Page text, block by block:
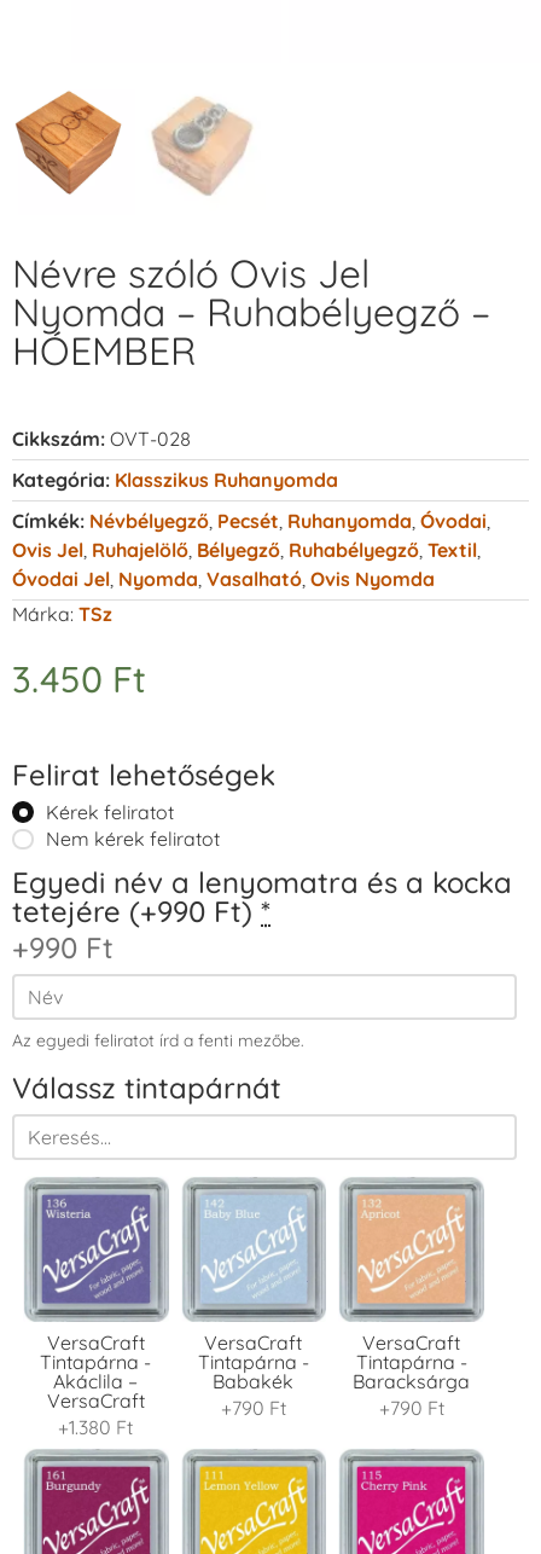
Névre szóló Ovis Jel
Nyomda – Ruhabélyegző –
HÓEMBER
Cikkszám: OVT-028
Kategória: Klasszikus Ruhanyomda
Címkék: Névbélyegző, Pecsét, Ruhanyomda, Óvodai,
Ovis Jel, Ruhajelölő, Bélyegző, Ruhabélyegző, Textil,
Óvodai Jel, Nyomda, Vasalható, Ovis Nyomda
Márka: TSz
3.450 Ft
Felirat lehetőségek
Kérek feliratot
Nem kérek feliratot
Egyedi név a lenyomatra és a kocka
tetejére (+990 Ft) *
+990 Ft
Az egyedi feliratot írd a fenti mezőbe.
Válassz tintapárnát
VersaCraft
Tintapárna -
Akáclila –
VersaCraft
+1.380 Ft
VersaCraft
Tintapárna -
Babakék
+790 Ft
VersaCraft
Tintapárna -
Baracksárga
+790 Ft